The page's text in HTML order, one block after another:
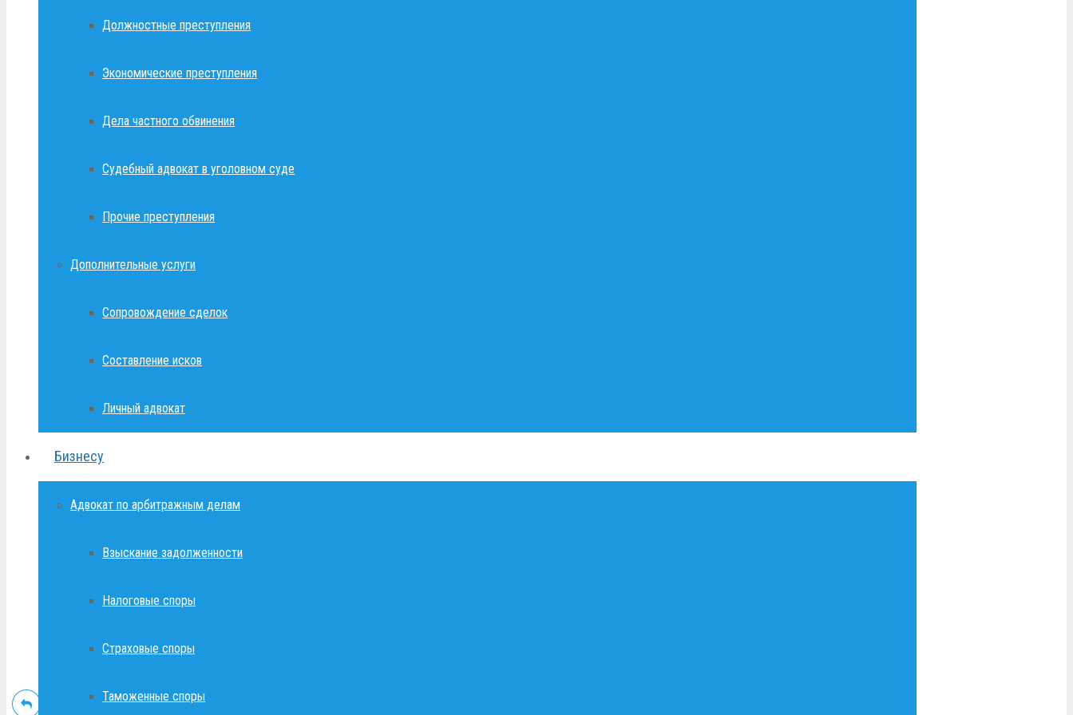
Должностные преступления
Экономические преступления
Дела частного обвинения
Судебный адвокат в уголовном суде
Прочие преступления
Дополнительные услуги
Сопровождение сделок
Составление исков
Личный адвокат
Бизнесу
Адвокат по арбитражным делам
Взыскание задолженности
Налоговые споры
Страховые споры
Таможенные споры